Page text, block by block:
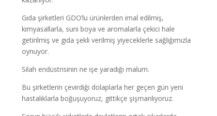
Gıda şirketleri GDO’lu ürünlerden imal edilmiş,
kimyasallarla, suni boya ve aromalarla çekici hale
getirilmiş ve gıda şekli verilmiş yiyeceklerle sağlığımızla
oynuyor.
Silah endüstrisinin ne işe yaradığı malum.
Bu şirketlerin çevirdiği dolaplarla her geçen gün yeni
hastalıklarla boğuşuyoruz, gittikçe şişmanlıyoruz.